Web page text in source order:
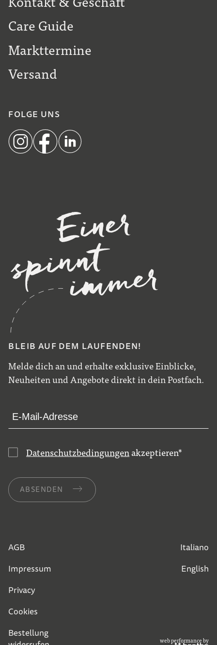
BLEIB AUF DEM LAUFENDEN!
Melde dich an und erhalte exklusive Einblicke,
Neuheiten und Angebote direkt in dein Postfach.
Datenschutzbedingungen akzeptieren*
ABSENDEN
Care Guide
Markttermine
Versand
FOLGE UNS
AGB
Impressum
Privacy
Cookies
Bestellung
Italiano
English
web performance by